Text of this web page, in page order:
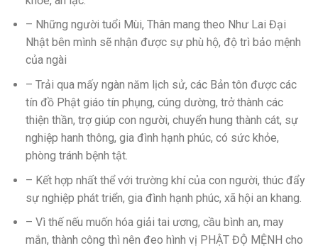
– Những người tuổi Mùi, Thân mang theo Như Lai Đại
Nhật bên mình sẽ nhận được sự phù hộ, độ trì bảo mệnh
của ngài
– Trải qua mấy ngàn năm lịch sử, các Bản tôn được các
tín đồ Phật giáo tín phụng, cúng dường, trở thành các
thiện thần, trợ giúp con người, chuyển hung thành cát, sự
nghiệp hanh thông, gia đình hạnh phúc, có sức khỏe,
phòng tránh bệnh tật.
– Kết hợp nhất thể với trường khí của con người, thúc đẩy
sự nghiệp phát triển, gia đình hạnh phúc, xã hội an khang.
– Vì thế nếu muốn hóa giải tai ương, cầu bình an, may
mắn, thành công thì nên đeo hình vị PHẬT ĐỘ MỆNH cho